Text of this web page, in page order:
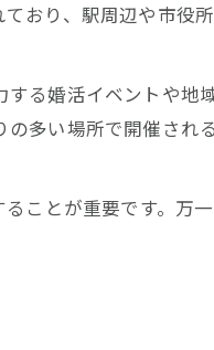
おり、駅周辺や市役
る婚活イベントや地
多い場所で開催され
ことが重要です。万